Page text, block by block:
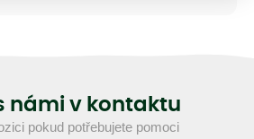
námi v kontaktu
pokud potřebujete pomoci